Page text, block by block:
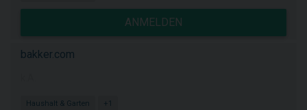
ANMELDEN
bakker.com
Haushalt & Garten +1